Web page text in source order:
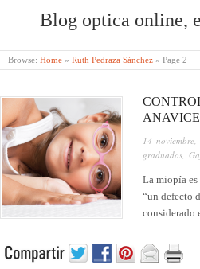
Blog optica online,
Browse: Home » Ruth Pedraza Sánchez » Page 2
14
graduados
La miopía
“un defecto
considerado